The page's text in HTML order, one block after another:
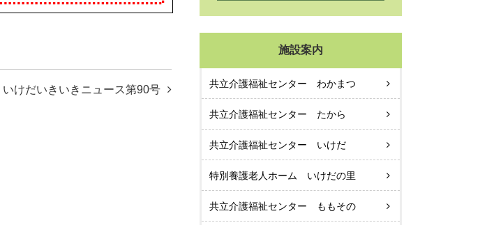
いけだいきいきニュース第90号
施設案内
共立介護福祉センター わかまつ
共立介護福祉センター たから
共立介護福祉センター いけだ
特別養護老人ホーム いけだの里
共立介護福祉センター ももその